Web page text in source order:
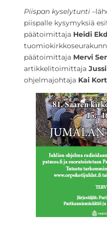
Piispan kyselytunti –
piispalle kysymyksiä
päätoimittaja Heidi
päätoimittaja Mervi
artikkelitoimittaja
ohjelmajohtaja Kai